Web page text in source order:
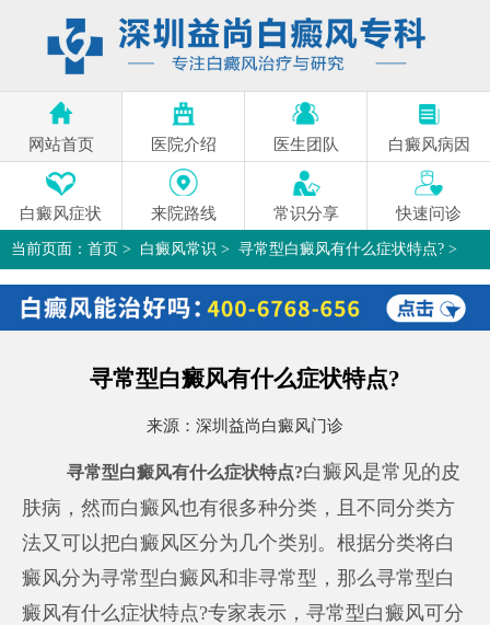
网站首页 医院介绍 医生团队 白癜风病因
白癜风症状 来院路线 常识分享 快速问诊
当前页面： 首页 > 白癜风常识 > 寻常型白癜风有什么症状特点? >
寻常型白癜风有什么症状特点?
来源： 深圳益尚白癜风门诊
寻常型白癜风有什么症状特点?白癜风是常见的皮
肤病，然而白癜风也有很多种分类，且不同分类方
法又可以把白癜风区分为几个类别。根据分类将白
癜风分为寻常型白癜风和非寻常型，那么寻常型白
癜风有什么症状特点?专家表示，寻常型白癜风可分